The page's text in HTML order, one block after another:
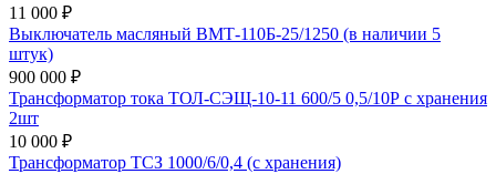
11 000 ₽
Выключатель масляный ВМТ-110Б-25/1250 (в наличии 5
штук)
900 000 ₽
Трансформатор тока ТОЛ-СЭЩ-10-11 600/5 0,5/10Р с хранения
2шт
10 000 ₽
Трансформатор ТСЗ 1000/6/0,4 (с хранения)